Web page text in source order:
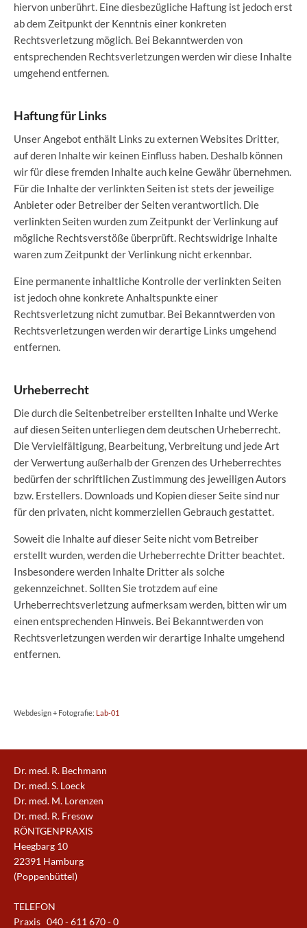
hiervon unberührt. Eine diesbezügliche Haftung ist jedoch erst
ab dem Zeitpunkt der Kenntnis einer konkreten
Rechtsverletzung möglich. Bei Bekanntwerden von
entsprechenden Rechtsverletzungen werden wir diese Inhalte
umgehend entfernen.
Haftung für Links
Unser Angebot enthält Links zu externen Websites Dritter,
auf deren Inhalte wir keinen Einfluss haben. Deshalb können
wir für diese fremden Inhalte auch keine Gewähr übernehmen.
Für die Inhalte der verlinkten Seiten ist stets der jeweilige
Anbieter oder Betreiber der Seiten verantwortlich. Die
verlinkten Seiten wurden zum Zeitpunkt der Verlinkung auf
mögliche Rechtsverstöße überprüft. Rechtswidrige Inhalte
waren zum Zeitpunkt der Verlinkung nicht erkennbar.
Eine permanente inhaltliche Kontrolle der verlinkten Seiten
ist jedoch ohne konkrete Anhaltspunkte einer
Rechtsverletzung nicht zumutbar. Bei Bekanntwerden von
Rechtsverletzungen werden wir derartige Links umgehend
entfernen.
Urheberrecht
Die durch die Seitenbetreiber erstellten Inhalte und Werke
auf diesen Seiten unterliegen dem deutschen Urheberrecht.
Die Vervielfältigung, Bearbeitung, Verbreitung und jede Art
der Verwertung außerhalb der Grenzen des Urheberrechtes
bedürfen der schriftlichen Zustimmung des jeweiligen Autors
bzw. Erstellers. Downloads und Kopien dieser Seite sind nur
für den privaten, nicht kommerziellen Gebrauch gestattet.
Soweit die Inhalte auf dieser Seite nicht vom Betreiber
erstellt wurden, werden die Urheberrechte Dritter beachtet.
Insbesondere werden Inhalte Dritter als solche
gekennzeichnet. Sollten Sie trotzdem auf eine
Urheberrechtsverletzung aufmerksam werden, bitten wir um
einen entsprechenden Hinweis. Bei Bekanntwerden von
Rechtsverletzungen werden wir derartige Inhalte umgehend
entfernen.
Webdesign + Fotografie: Lab-01
Dr. med. R. Bechmann
Dr. med. S. Loeck
Dr. med. M. Lorenzen
Dr. med. R. Fresow
RÖNTGENPRAXIS
Heegbarg 10
22391 Hamburg
(Poppenbüttel)
TELEFON
Praxis040 - 611 670 - 0